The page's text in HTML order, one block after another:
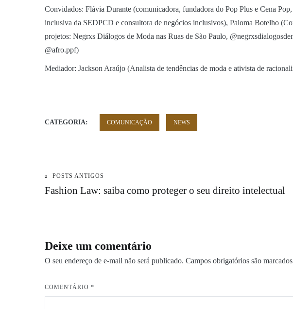
Convidados: Flávia Durante (comunicadora, fundadora do Pop Plus e Cena
inclusiva da SEDPCD e consultora de negócios inclusivos), Paloma Botelho
projetos: Negrxs Diálogos de Moda nas Ruas de São Paulo,
@afro.ppf)
Mediador: Jackson Araújo (Analista de tendências de moda e ativista de
CATEGORIA: COMUNICAÇÃO NEWS
Navegação
POSTS ANTIGOS
Fashion Law: saiba como proteger o seu direito intelectual
Deixe um comentário
O seu endereço de e-mail não será publicado. Campos obrigatórios são
COMENTÁRIO *